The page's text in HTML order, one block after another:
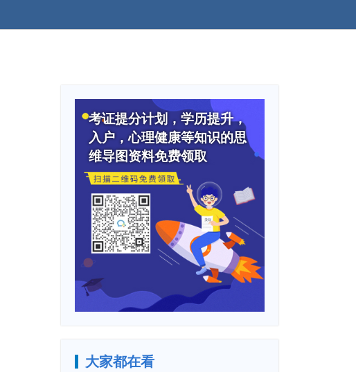
考证提分计划，学历提升，
入户，心理健康等知识的思
维导图资料免费领取
大家都在看